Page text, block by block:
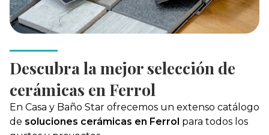
Descubra la mejor selección de
cerámicas en Ferrol
En Casa y Baño Star ofrecemos un extenso catálogo
de soluciones cerámicas en Ferrol para todos los